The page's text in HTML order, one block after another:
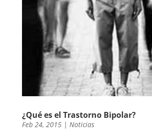
¿Qué es el Trastorno Bipolar?
Feb 24, 2015| Noticias